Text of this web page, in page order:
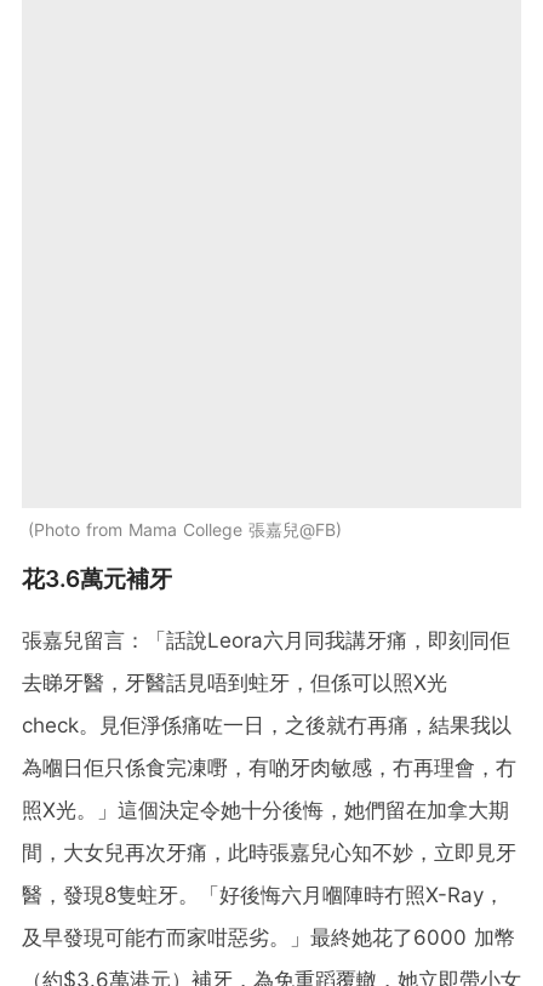
Photo from Mama College 張嘉兒@FB
花3.6萬元補牙
張嘉兒留言：「話說Leora六月同我講牙痛，即刻同佢
去睇牙醫，牙醫話見唔到蛀牙，但係可以照X光
check。見佢淨係痛咗一日，之後就冇再痛，結果我以
為嗰日佢只係食完凍嘢，有啲牙肉敏感，冇再理會，冇
照X光。」這個決定令她十分後悔，她們留在加拿大期
間，大女兒再次牙痛，此時張嘉兒心知不妙，立即見牙
醫，發現8隻蛀牙。「好後悔六月嗰陣時冇照X-Ray，
及早發現可能冇而家咁惡劣。」最終她花了6000 加幣
（約$3.6萬港元）補牙，為免重蹈覆轍，她立即帶小女